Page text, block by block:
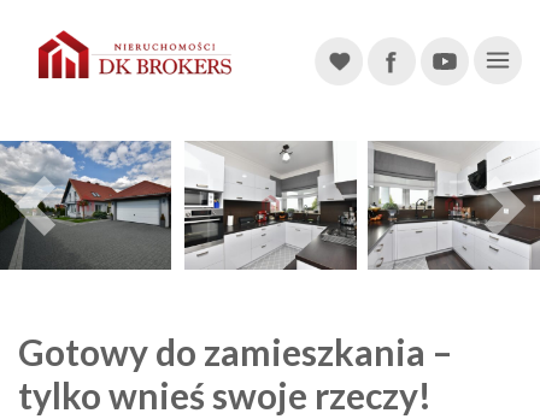
Main Navigation
Previous
Gotowy do zamieszkania –
tylko wnieś swoje rzeczy!